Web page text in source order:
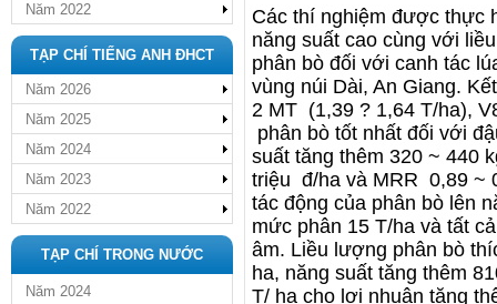
Năm 2022
TẠP CHÍ TIẾNG ANH ĐHCT
Năm 2026
Năm 2025
Năm 2024
Năm 2023
Năm 2022
TẠP CHÍ TRONG NƯỚC
Năm 2024
Các thí nghiệm được thực
năng suất cao cùng với
phân bò đối với canh tác
vùng núi Dài, An Giang.
2 MT (1,39 ? 1,64 T/ha),
phân bò tốt nhất đối với
suất tăng thêm 320 ~ 440
triệu đ/ha và MRR 0,89 ~
tác động của phân bò lên
mức phân 15 T/ha và tất
âm. Liều lượng phân bò
ha, năng suất tăng thêm
T/ ha cho lợi nhuận tăng